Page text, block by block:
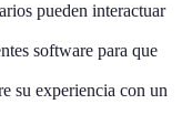
pueden interactuar
software para que
su experiencia con un